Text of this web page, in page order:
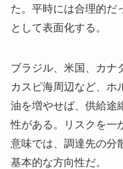
た。平時には合理的だ
として表面化する。
ブラジル、米国、カナ
カスピ海周辺など、ホ
油を増やせば、供給途
性がある。リスクを一
意味では、調達先の分
基本的な方向性だ。